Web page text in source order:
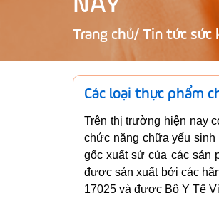
Trang chủ/ Tin tức sức
Các loại thực phẩm
Trên thị trường hiện nay
chức năng chữa yếu
gốc xuất sứ của các sản
được sản xuất bởi các
17025 và được Bộ Y Tế